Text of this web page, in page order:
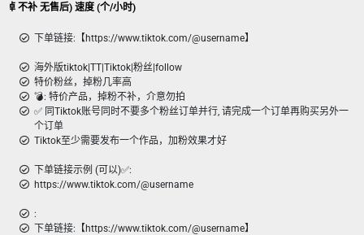
Tiktok 特价粉丝|Follow (掉 不补 无售后) 速度 (个/小时)
下单链接:【https://www.tiktok.com/@username】
海外版tiktok|TT|Tiktok|粉丝|follow
特价粉丝，掉粉几率高
💣︎: 特价产品，掉粉不补，介意勿拍
✅ 同Tiktok账号同时不要多个粉丝订单并行, 请完成一个订单再购买另外一
个订单
Tiktok至少需要发布一个作品，加粉效果才好
下单链接示例 (可以)✅:
https://www.tiktok.com/@username
:
下单链接:【https://www.tiktok.com/@username】